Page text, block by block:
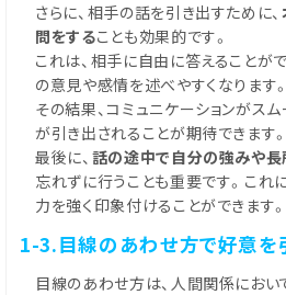
さらに、相手の話を引き出すために、
問をすることも効果的です。
これは、相手に自由に答えることが
の意見や感情を述べやすくなります。
その結果、コミュニケーションがス
が引き出されることが期待できます。
最後に、 話の途中で自分の強みや長
忘れずに行うことも重要です。これ
力を強く印象付けることができます。
1-3.目線のあわせ方で好意を
目線のあわせ方は、人間関係におい